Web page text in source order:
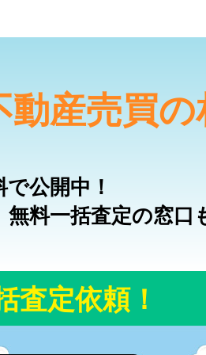
産売買
公開中！
料一括査定の窓口
査定依頼！